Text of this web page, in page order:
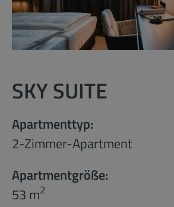
SKY SUITE
Apartmenttyp:
2-Zimmer-Apartment
Apartmentgröße:
53 m2